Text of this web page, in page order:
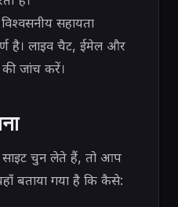
सहायता
है। लाइव चैट, ईमेल और
की जांच करें।
चुन लेते हैं, तो आप
बताया गया है कि कैसे: